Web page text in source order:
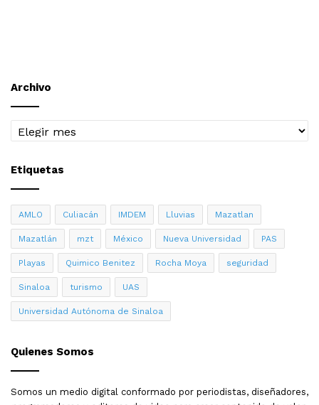
Archivo
Archivo
Etiquetas
AMLO Culiacán IMDEM Lluvias Mazatlan
Mazatlán mzt México Nueva Universidad PAS
Playas Quimico Benitez Rocha Moya seguridad
Sinaloa turismo UAS
Universidad Autónoma de Sinaloa
Quienes Somos
Somos un medio digital conformado por periodistas, diseñadores,